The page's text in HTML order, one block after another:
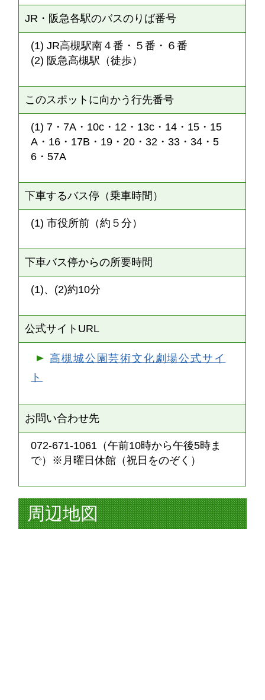
JR・阪急各駅のバスのりば番号
(1) JR高槻駅南４番・５番・６番
(2) 阪急高槻駅（徒歩）
このスポットに向かう行先番号
(1) 7・7A・10c・12・13c・14・15・15
A・16・17B・19・20・32・33・34・5
6・57A
下車するバス停（乗車時間）
(1) 市役所前（約５分）
下車バス停からの所要時間
(1)、(2)約10分
公式サイトURL
高槻城公園芸術文化劇場公式サイ
ト
お問い合わせ先
072-671-1061（午前10時から午後5時ま
で）※月曜日休館（祝日をのぞく）
周辺地図